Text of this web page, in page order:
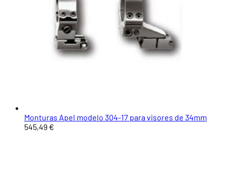
Monturas Apel modelo 304-17 para visores de 34mm
545,49 €